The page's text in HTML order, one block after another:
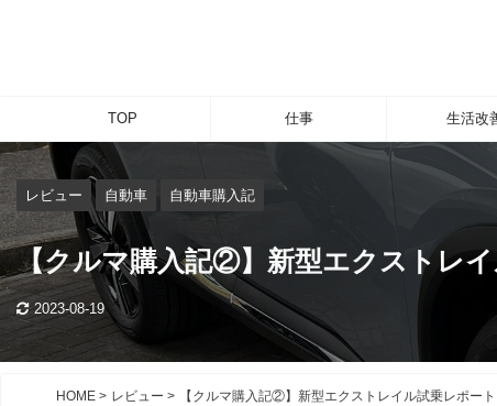
TOP 仕事 生活改
レビュー 自動車 自動車購入記
【クルマ購入記②】新型エクストレ
2023-08-19
HOME > レビュー > 【クルマ購入記②】新型エクストレイル試乗レポート